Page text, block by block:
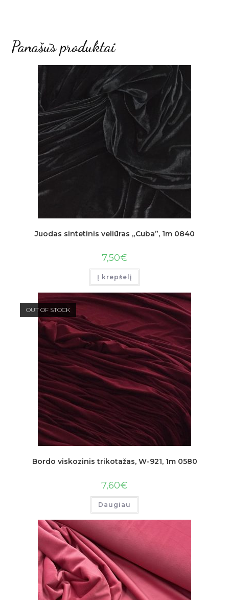
Panašūs produktai
Juodas sintetinis veliūras „Cuba”, 1m 0840
7,50€
Į krepšelį
OUT OF STOCK
Bordo viskozinis trikotažas, W-921, 1m 0580
7,60€
Daugiau